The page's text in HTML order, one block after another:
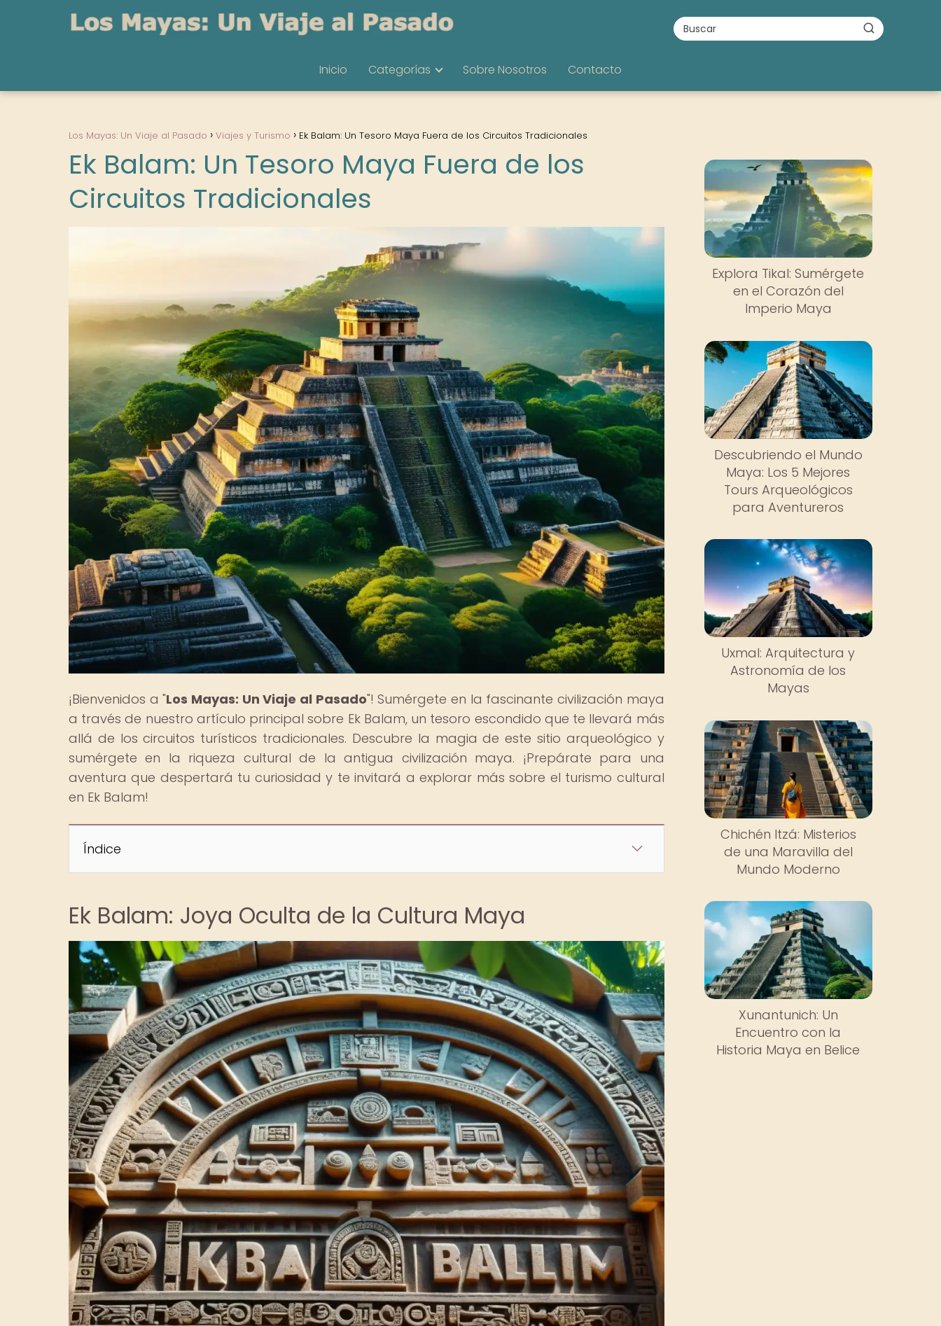
Inicio Categorías Sobre Nosotros Contacto
Los Mayas: Un Viaje al Pasado Viajes y Turismo Ek Balam: Un Tesoro Maya Fuera de los Circuitos Tradicionales
Ek Balam: Un Tesoro Maya Fuera de los
Circuitos Tradicionales
¡Bienvenidos a "Los Mayas: Un Viaje al Pasado"! Sumérgete en la fascinante civilización maya
a través de nuestro artículo principal sobre Ek Balam, un tesoro escondido que te llevará más
allá de los circuitos turísticos tradicionales. Descubre la magia de este sitio arqueológico y
sumérgete en la riqueza cultural de la antigua civilización maya. ¡Prepárate para una
aventura que despertará tu curiosidad y te invitará a explorar más sobre el turismo cultural
en Ek Balam!
Índice
Ek Balam: Joya Oculta de la Cultura Maya
Explora Tikal: Sumérgete
en el Corazón del
Imperio Maya
Descubriendo el Mundo
Maya: Los 5 Mejores
Tours Arqueológicos
para Aventureros
Uxmal: Arquitectura y
Astronomía de los
Mayas
Chichén Itzá: Misterios
de una Maravilla del
Mundo Moderno
Xunantunich: Un
Encuentro con la
Historia Maya en Belice